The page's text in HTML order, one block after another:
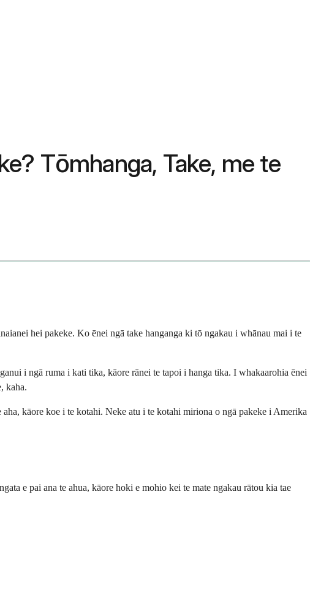
Tōmhanga, Take, me te
hei pakeke. Ko ēnei ngā take hanganga ki tō ngakau i whānau mai i te
i ngā ruma i kati tika, kāore rānei te tapoi i hanga tika. I whakaarohia ēnei
kaha.
kāore koe i te kotahi. Neke atu i te kotahi miriona o ngā pakeke i Amerika
e pai ana te ahua, kāore hoki e mohio kei te mate ngakau rātou kia tae